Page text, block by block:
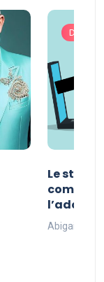
Divers
Le style
Abigail.G.30